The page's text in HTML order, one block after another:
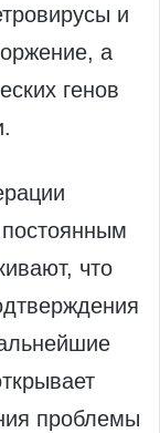
и
а
генов
что
проблемы